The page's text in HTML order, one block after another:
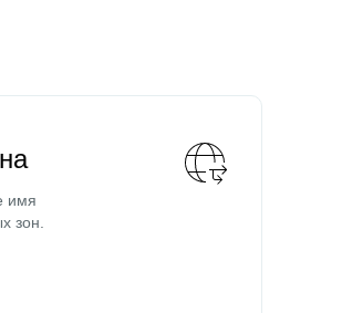
имя
зон.